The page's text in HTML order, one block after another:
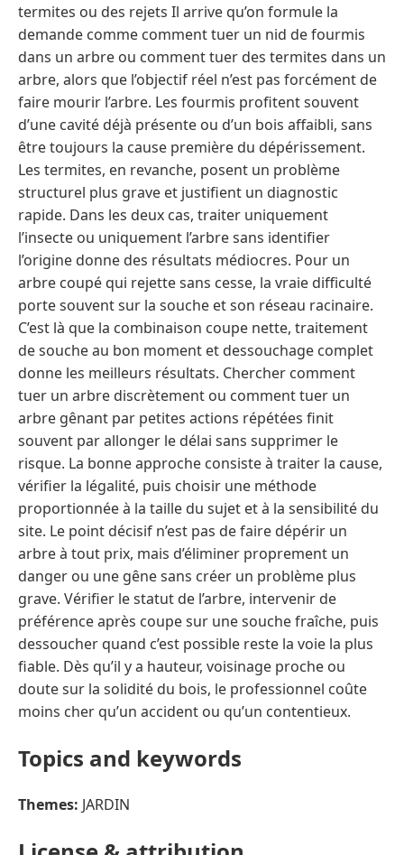
termites ou des rejets Il arrive qu’on formule la
demande comme comment tuer un nid de fourmis
dans un arbre ou comment tuer des termites dans un
arbre, alors que l’objectif réel n’est pas forcément de
faire mourir l’arbre. Les fourmis profitent souvent
d’une cavité déjà présente ou d’un bois affaibli, sans
être toujours la cause première du dépérissement.
Les termites, en revanche, posent un problème
structurel plus grave et justifient un diagnostic
rapide. Dans les deux cas, traiter uniquement
l’insecte ou uniquement l’arbre sans identifier
l’origine donne des résultats médiocres. Pour un
arbre coupé qui rejette sans cesse, la vraie difficulté
porte souvent sur la souche et son réseau racinaire.
C’est là que la combinaison coupe nette, traitement
de souche au bon moment et dessouchage complet
donne les meilleurs résultats. Chercher comment
tuer un arbre discrètement ou comment tuer un
arbre gênant par petites actions répétées finit
souvent par allonger le délai sans supprimer le
risque. La bonne approche consiste à traiter la cause,
vérifier la légalité, puis choisir une méthode
proportionnée à la taille du sujet et à la sensibilité du
site. Le point décisif n’est pas de faire dépérir un
arbre à tout prix, mais d’éliminer proprement un
danger ou une gêne sans créer un problème plus
grave. Vérifier le statut de l’arbre, intervenir de
préférence après coupe sur une souche fraîche, puis
dessoucher quand c’est possible reste la voie la plus
fiable. Dès qu’il y a hauteur, voisinage proche ou
doute sur la solidité du bois, le professionnel coûte
moins cher qu’un accident ou qu’un contentieux.
Topics and keywords
Themes: JARDIN